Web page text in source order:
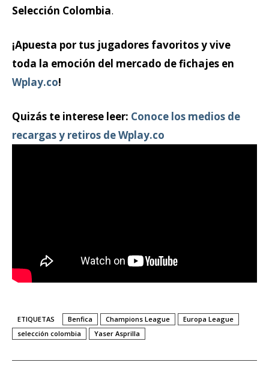
Selección Colombia.
¡Apuesta por tus jugadores favoritos y vive
toda la emoción del mercado de fichajes en
Wplay.co!
Quizás te interese leer: Conoce los medios de
recargas y retiros de Wplay.co
ETIQUETAS Benfica Champions League
Europa League
selección colombia
Yaser Asprilla